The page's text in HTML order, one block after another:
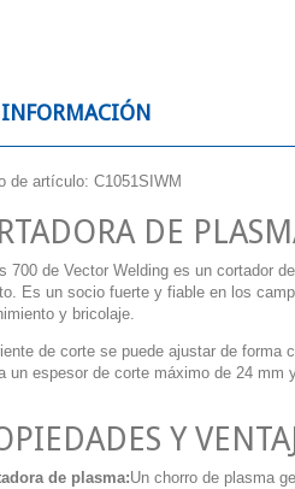
de artículo: C1051SIWM
DE
700 de Vector Welding es un cortador
. Es un socio fuerte y fiable en los
y bricolaje.
de corte se puede ajustar de forma
un espesor de corte máximo de 24 mm
Y
de plasma:Un chorro de plasma